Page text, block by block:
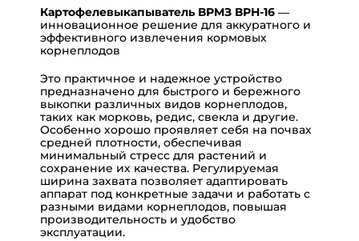
Картофелевыкапыватель ВРМЗ ВРН-16 —
инновационное решение для аккуратного и
эффективного извлечения кормовых
корнеплодов
Это практичное и надежное устройство
предназначено для быстрого и бережного
выкопки различных видов корнеплодов,
таких как морковь, редис, свекла и другие.
Особенно хорошо проявляет себя на почвах
средней плотности, обеспечивая
минимальный стресс для растений и
сохранение их качества. Регулируемая
ширина захвата позволяет адаптировать
аппарат под конкретные задачи и работать с
разными видами корнеплодов, повышая
производительность и удобство
эксплуатации.